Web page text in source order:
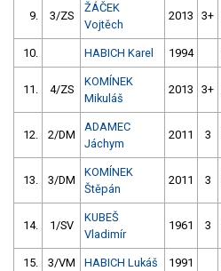
9. 3/ZS
ŽÁČEK
Vojtěch
2013 3+
10. HABICH Karel 1994
11. 4/ZS
KOMÍNEK
Mikuláš
2013 3+
12. 2/DM
ADAMEC
Jáchym
2011 3
13. 3/DM
KOMÍNEK
Štěpán
2011 3
14. 1/SV
KUBEŠ
Vladimír
1961 3
15. 3/VM HABICH Lukáš 1991